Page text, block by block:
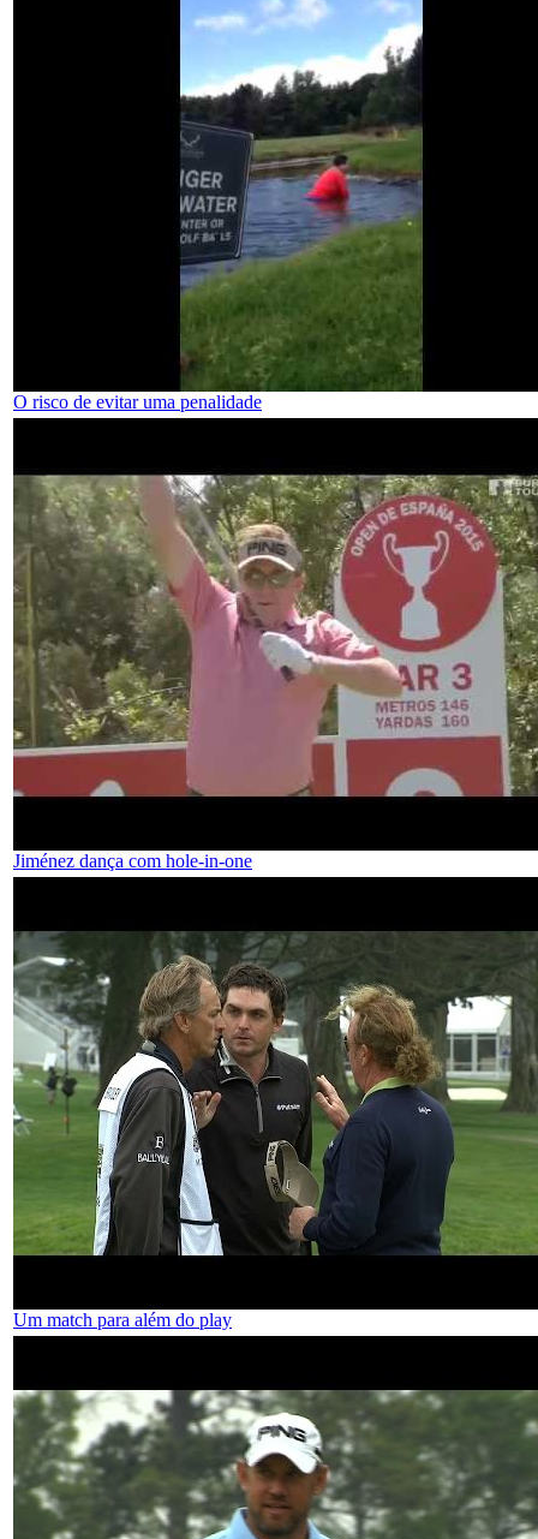
O risco de evitar uma penalidade
Jiménez dança com hole-in-one
Um match para além do play